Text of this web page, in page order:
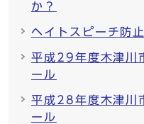
か？
ヘイトスピーチ防
平成29年度木津川
ール
平成28年度木津川
ール